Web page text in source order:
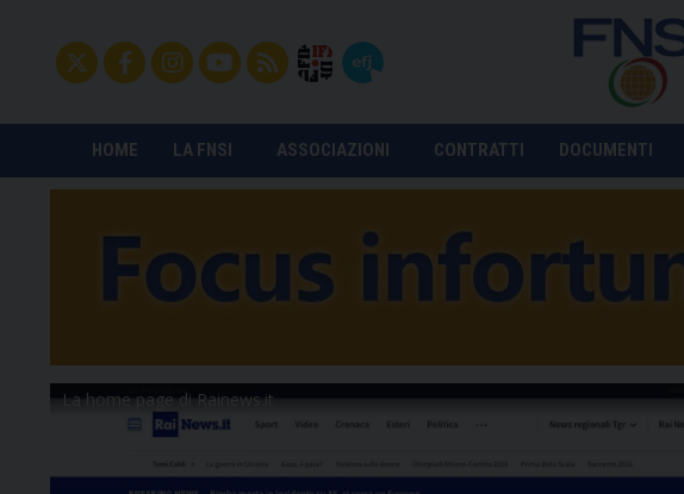
HOME LA FNSI ASSOCIAZIONI CONTRATTI DOCUMENTI
La home page di Rainews.it